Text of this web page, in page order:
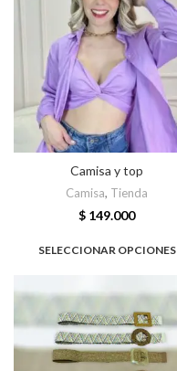
Camisa y top
Camisa, Tienda
$ 149.000
SELECCIONAR OPCIONES